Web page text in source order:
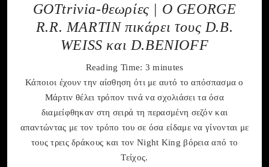
GOTtrivia-θεωρίες | Ο GEORGE
R.R. MARTIN πικάρει τους D.B.
WEISS και D.BENIOFF
Reading Time: 3 minutes
Κάποιοι έχουν την αίσθηση ότι με αυτό το απόσπασμα ο
Μάρτιν θέλει τρόπον τινά να σχολιάσει τα όσα
διαμείφθηκαν στη σειρά τη περασμένη σεζόν και
απαντώντας με τον τρόπο του σε όσα είδαμε να γίνονται με
τους τρεις δράκους και τον Night King βόρεια από το
Τείχος.